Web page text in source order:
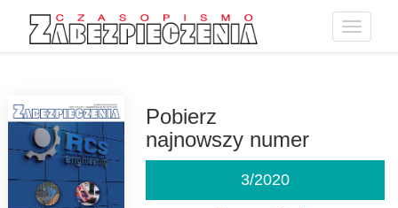
Toggle
Pobierz
najnowszy numer
3/2020